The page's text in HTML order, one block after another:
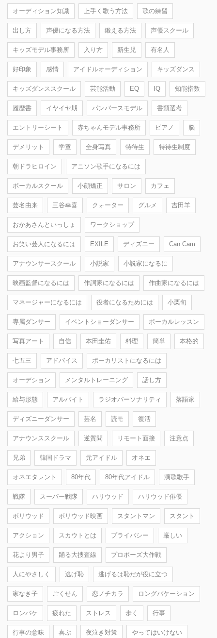
オーディション知識 上手く歌う方法 歌の練習
出し方 声優になる方法 鍛える方法 声優スクール
キッズモデル事務所 入り方 新生児 有名人
好印象 感情 アイドルオーディション キッズダンス
キッズダンススクール 芸能活動 EQ IQ 知能指数
履歴書 イヤイヤ期 パンパースモデル 書類選考
エントリーシート 赤ちゃんモデル事務所 ピアノ 脳
デメリット 学童 全身写真 特待生 特待生制度
朝ドラヒロイン アニソン歌手になるには
ボーカルスクール 小顔矯正 サロン カフェ
芸名由来 三谷幸喜 クォーター グルメ 吉田羊
おかあさんといっしょ ワークショップ
お笑い芸人になるには EXILE ディズニー Can Cam
アナウンサースクール 小説家 小説家になるに
映画監督になるには 作詞家になるには 作曲家になるには
マネージャーになるには 役者になるためには 小栗旬
専属ダンサー イベントショーダンサー ボーカルレッスン
写真アート 自信 本田圭佑 料理 簡単 本格的
七五三 アドバイス ボーカリストになるには
オーデション メンタルトレーニング 話し方
給与形態 アルバイト ラジオパーソナリティ 落語家
ディズニーダンサー 芸名 読モ 復活
アナウンススクール 逆質問 リモート面接 注意点
兄弟 韓国ドラマ 元アイドル オネエ
オネエタレント 80年代 80年代アイドル 演歌歌手
戦隊 スーパー戦隊 ハリウッド ハリウッド俳優
ボリウッド ボリウッド映画 スタントマン スタント
アクション スカウトとは プライバシー 厳しい
花より男子 踊る大捜査線 プロポーズ大作戦
人にやさしく 逃げ恥 逃げるは恥だが役に立つ
家なき子 ごくせん 恋ノチカラ ロングバケーション
ロンバケ 疲れた ストレス 歩く 行事
行事の意味 喜ぶ 夜泣き対策 やってはいけない